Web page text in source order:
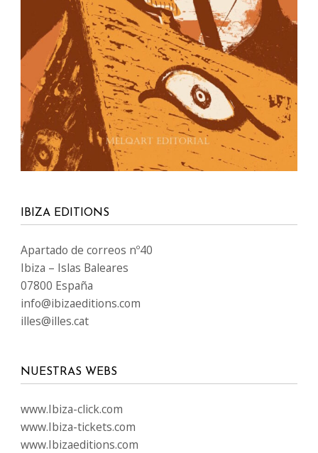
IBIZA EDITIONS
Apartado de correos nº40
Ibiza – Islas Baleares
07800 España
info@ibizaeditions.com
illes@illes.cat
NUESTRAS WEBS
www.Ibiza-click.com
www.Ibiza-tickets.com
www.Ibizaeditions.com